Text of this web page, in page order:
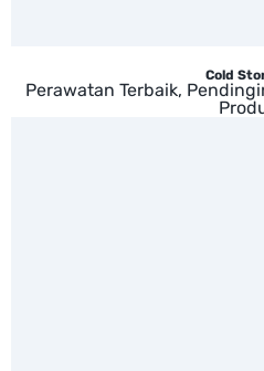
Cold
Perawatan Terbaik,